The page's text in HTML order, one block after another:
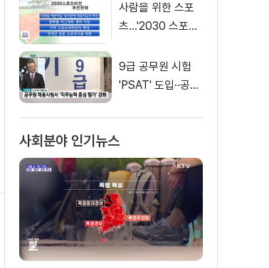
사람을 위한 스포
츠…'2030 스포츠
9급 공무원 시험
'PSAT' 도입··공정
사회분야 인기뉴스